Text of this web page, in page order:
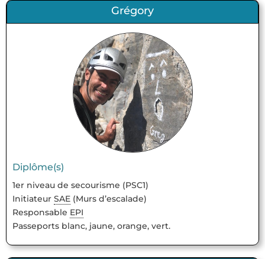
Grégory
Diplôme(s)
1er niveau de secourisme (PSC1)
Initiateur SAE (Murs d’escalade)
Responsable EPI
Passeports blanc, jaune, orange, vert.